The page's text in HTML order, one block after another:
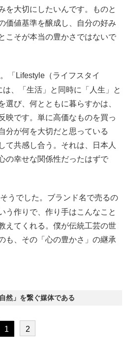
を大切にしたいんです。ものと
価値基準を醸成し、自分の好み
こそが本当の豊かさではないで
Lifestyle（ライフスタイ
、「生活」と同時に「人生」と
選び、何とともに暮らすかは、
映です。単に高価なものを買っ
分が何を大切だと思っている
て共感し合う。それは、日本人
の幸せな関係性だったはずで
うでした。ブランド名で売るの
う作りで、作り手はこんなこと
えてくれる。僕が伝統工芸の世
も、その「心の豊かさ」の継承
然」を繋ぐ媒体である
1 2